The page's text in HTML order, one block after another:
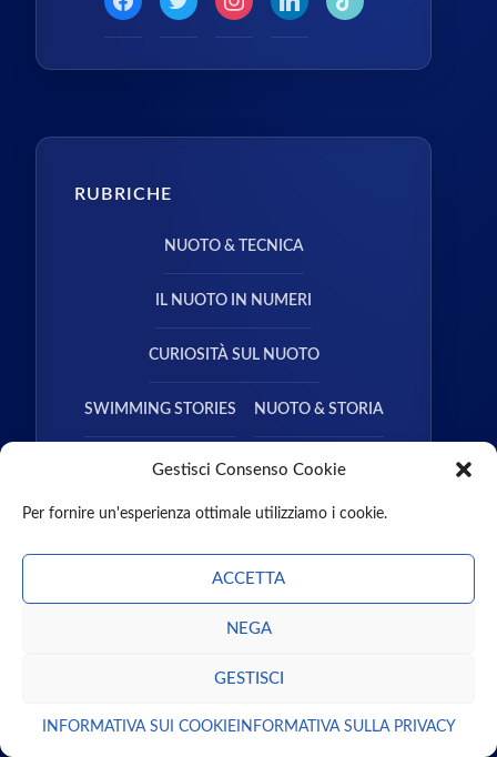
Gestisci Consenso Cookie
Per fornire un'esperienza ottimale utilizziamo i cookie.
ACCETTA
NEGA
GESTISCI
INFORMATIVA SUI COOKIEINFORMATIVA SULLA PRIVACY
RUBRICHE
NUOTO & TECNICA
IL NUOTO IN NUMERI
CURIOSITÀ SUL NUOTO
SWIMMING STORIES NUOTO & STORIA
NUOTO & SALUTE
PODCAST LIBRI